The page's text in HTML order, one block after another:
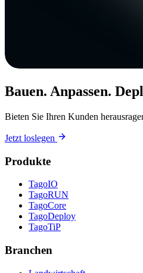
Bauen. Anpassen.
Bieten Sie Ihren Kunden
Jetzt loslegen
Produkte
TagoIO
TagoRUN
TagoCore
TagoDeploy
TagoTiP
Branchen